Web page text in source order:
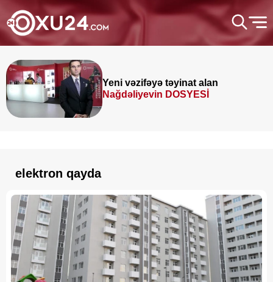
Yeni vəzifəyə təyinat alan
Nağdəliyevin DOSYESİ
elektron qayda